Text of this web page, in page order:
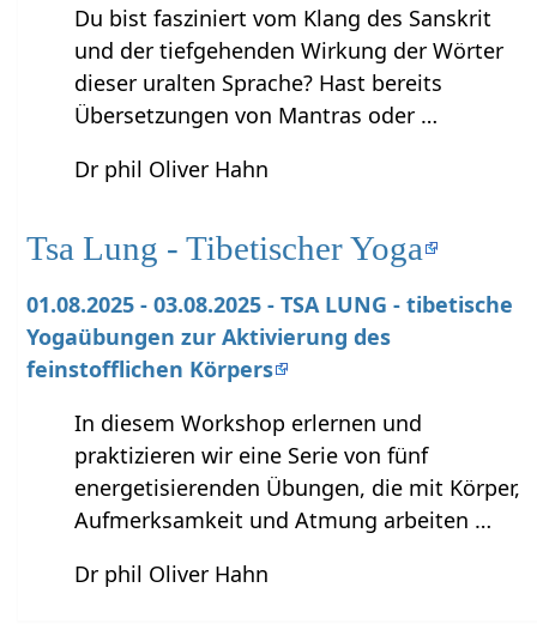
Du bist fasziniert vom Klang des Sanskrit
und der tiefgehenden Wirkung der Wörter
dieser uralten Sprache? Hast bereits
Übersetzungen von Mantras oder …
Dr phil Oliver Hahn
Tsa Lung - Tibetischer Yoga
01.08.2025 - 03.08.2025 - TSA LUNG - tibetische
Yogaübungen zur Aktivierung des
feinstofflichen Körpers
In diesem Workshop erlernen und
praktizieren wir eine Serie von fünf
energetisierenden Übungen, die mit Körper,
Aufmerksamkeit und Atmung arbeiten …
Dr phil Oliver Hahn